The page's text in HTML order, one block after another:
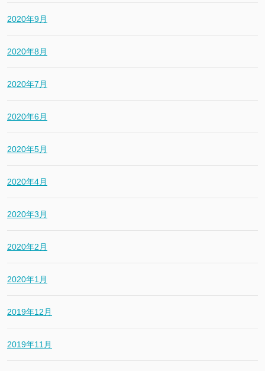
2020年9月
2020年8月
2020年7月
2020年6月
2020年5月
2020年4月
2020年3月
2020年2月
2020年1月
2019年12月
2019年11月